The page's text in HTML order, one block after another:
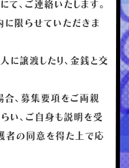
て、ご連絡いたします。
限らせていただきま
譲渡したり、金銭と交
、募集要項をご両親
い、ご自身も説明を受
者の同意を得た上で応